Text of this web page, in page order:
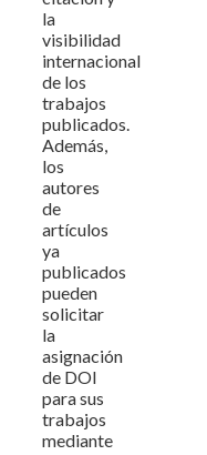
la
visibilidad
internacional
de los
trabajos
publicados.
Además,
los
autores
de
artículos
ya
publicados
pueden
solicitar
la
asignación
de DOI
para sus
trabajos
mediante